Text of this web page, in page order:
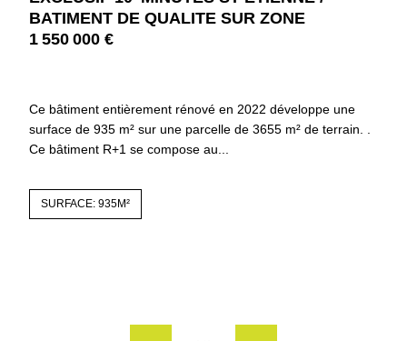
BATIMENT DE QUALITE SUR ZONE
1 550 000 €
Ce bâtiment entièrement rénové en 2022 développe une
surface de 935 m² sur une parcelle de 3655 m² de terrain. .
Ce bâtiment R+1 se compose au...
SURFACE: 935M²